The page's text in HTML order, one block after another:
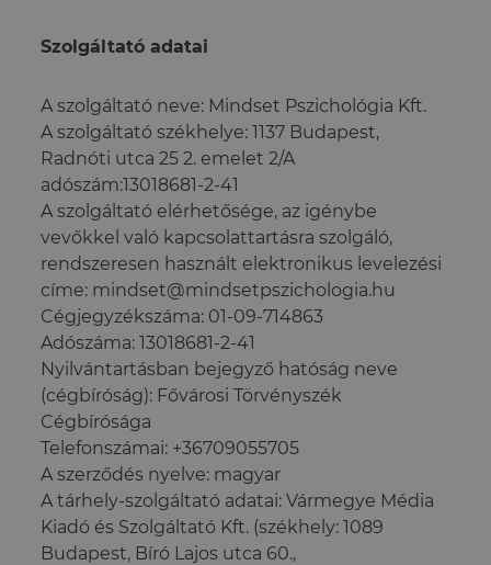
Szolgáltató adatai
A szolgáltató neve: Mindset Pszichológia Kft.
A szolgáltató székhelye: 1137 Budapest,
Radnóti utca 25 2. emelet 2/A
adószám:13018681-2-41
A szolgáltató elérhetősége, az igénybe
vevőkkel való kapcsolattartásra szolgáló,
rendszeresen használt elektronikus levelezési
címe: mindset@mindsetpszichologia.hu
Cégjegyzékszáma: 01-09-714863
Adószáma: 13018681-2-41
Nyilvántartásban bejegyző hatóság neve
(cégbíróság): Fővárosi Törvényszék
Cégbírósága
Telefonszámai: +36709055705
A szerződés nyelve: magyar
A tárhely-szolgáltató adatai: Vármegye Média
Kiadó és Szolgáltató Kft. (székhely: 1089
Budapest, Bíró Lajos utca 60.,